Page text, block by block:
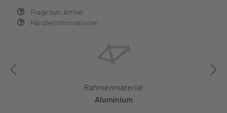
Frage zum Artikel
Händlerinformationen
Rahmenmaterial
Aluminium